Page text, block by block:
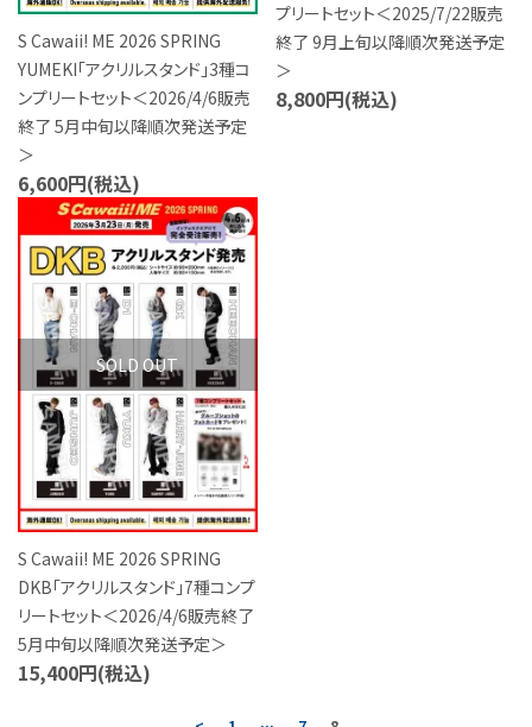
S Cawaii! ME 2026 SPRING
YUMEKI「アクリルスタンド」3種コ
ンプリートセット＜2026/4/6販売
終了 5月中旬以降順次発送予定
＞
6,600円(税込)
プリートセット＜2025/7/22販売
終了 9月上旬以降順次発送予定
＞
8,800円(税込)
SOLD OUT
S Cawaii! ME 2026 SPRING
DKB「アクリルスタンド」7種コンプ
リートセット＜2026/4/6販売終了
5月中旬以降順次発送予定＞
15,400円(税込)
favorite